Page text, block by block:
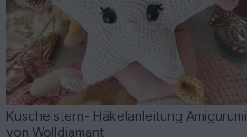
Kuschelstern- Häkelanleitung Amigurumi
von Wolldiamant